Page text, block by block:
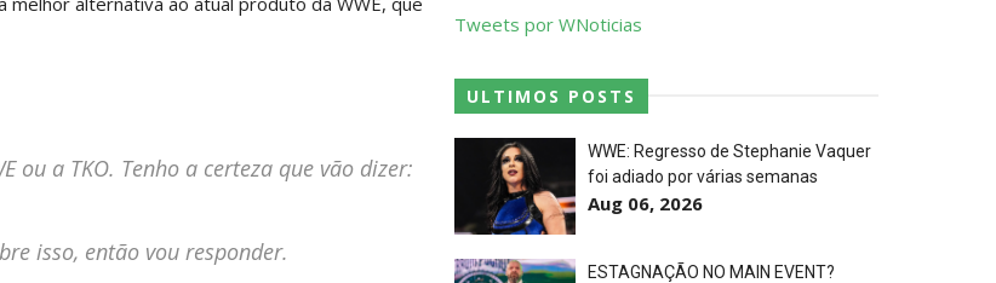
SummerSlam 1991 - Intercontinental Championship Match
ou a TKO. Tenho a certeza que vão dizer:
isso, então vou responder.
Tweets por WNoticias
ULTIMOS POSTS
WWE: Regresso de Stephanie Vaquer
foi adiado por várias semanas
Aug 06, 2026
ESTAGNAÇÃO NO MAIN EVENT?